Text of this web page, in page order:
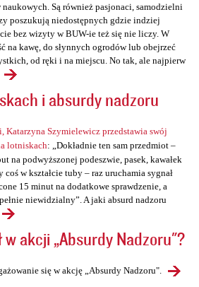
Są również pasjonaci, samodzielni
poszukują niedostępnych gdzie indziej
bez wizyty w BUW-ie też się nie liczy. W
na kawę, do słynnych ogrodów lub obejrzeć
od ręki i na miejscu. No tak, ale najpierw
i absurdy nadzoru
Katarzyna Szymielewicz przedstawia swój
lotniskach: „Dokładnie ten sam przedmiot –
na podwyższonej podeszwie, pasek, kawałek
w kształcie tuby – raz uruchamia sygnał
15 minut na dodatkowe sprawdzenie, a
niewidzialny”. A jaki absurd nadzoru
akcji „Absurdy Nadzoru"?
się w akcję „Absurdy Nadzoru".